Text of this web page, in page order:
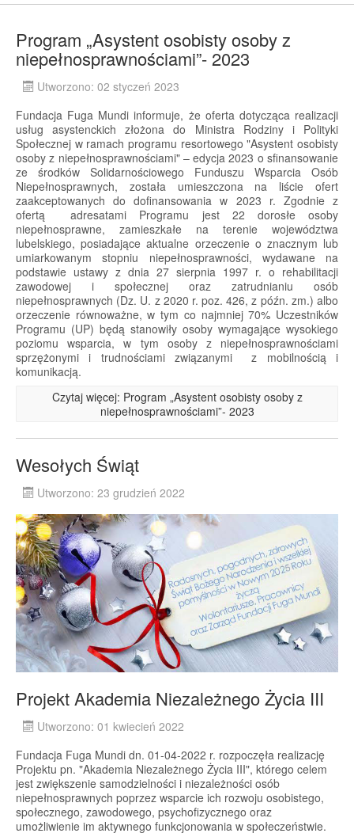
Program „Asystent osobisty osoby z
niepełnosprawnościami”- 2023
Utworzono: 02 styczeń 2023
Fundacja Fuga Mundi informuje, że oferta dotycząca realizacji
usług asystenckich złożona do Ministra Rodziny i Polityki
Społecznej w ramach programu resortowego "Asystent osobisty
osoby z niepełnosprawnościami" – edycja 2023 o sfinansowanie
ze środków Solidarnościowego Funduszu Wsparcia Osób
Niepełnosprawnych, została umieszczona na liście ofert
zaakceptowanych do dofinansowania w 2023 r. Zgodnie z
ofertą adresatami Programu jest 22 dorosłe osoby
niepełnosprawne, zamieszkałe na terenie województwa
lubelskiego, posiadające aktualne orzeczenie o znacznym lub
umiarkowanym stopniu niepełnosprawności, wydawane na
podstawie ustawy z dnia 27 sierpnia 1997 r. o rehabilitacji
zawodowej i społecznej oraz zatrudnianiu osób
niepełnosprawnych (Dz. U. z 2020 r. poz. 426, z późn. zm.) albo
orzeczenie równoważne, w tym co najmniej 70% Uczestników
Programu (UP) będą stanowiły osoby wymagające wysokiego
poziomu wsparcia, w tym osoby z niepełnosprawnościami
sprzężonymi i trudnościami związanymi z mobilnością i
komunikacją.
Czytaj więcej: Program „Asystent osobisty osoby z
niepełnosprawnościami”- 2023
Wesołych Świąt
Utworzono: 23 grudzień 2022
Projekt Akademia Niezależnego Życia III
Utworzono: 01 kwiecień 2022
Fundacja Fuga Mundi dn. 01-04-2022 r. rozpoczęła realizację
Projektu pn. "Akademia Niezależnego Życia III", którego celem
jest zwiększenie samodzielności i niezależności osób
niepełnosprawnych poprzez wsparcie ich rozwoju osobistego,
społecznego, zawodowego, psychofizycznego oraz
umożliwienie im aktywnego funkcjonowania w społeczeństwie.